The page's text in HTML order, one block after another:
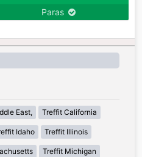
Paras
East, Treffit California
Idaho Treffit Illinois
Treffit Michigan